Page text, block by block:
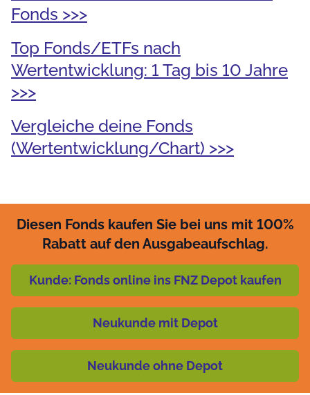
Fonds >>>
Top Fonds/ETFs nach
Wertentwicklung: 1 Tag bis 10 Jahre
>>>
Vergleiche deine Fonds
(Wertentwicklung/Chart) >>>
Diesen Fonds kaufen Sie bei uns mit 100%
Rabatt auf den Ausgabeaufschlag.
Kunde: Fonds online ins FNZ Depot kaufen
Neukunde mit Depot
Neukunde ohne Depot